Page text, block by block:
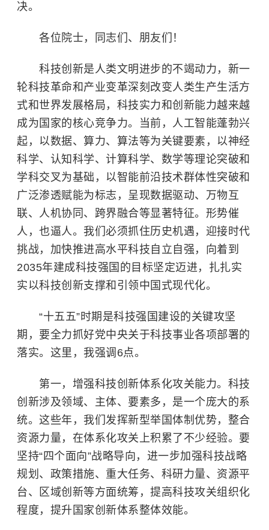
决。
各位院士，同志们、朋友们！
科技创新是人类文明进步的不竭动力，新一
轮科技革命和产业变革深刻改变人类生产生活方
式和世界发展格局，科技实力和创新能力越来越
成为国家的核心竞争力。当前，人工智能蓬勃兴
起，以数据、算力、算法等为关键要素，以神经
科学、认知科学、计算科学、数学等理论突破和
学科交叉为基础，以智能前沿技术群体性突破和
广泛渗透赋能为标志，呈现数据驱动、万物互
联、人机协同、跨界融合等显著特征。形势催
人，也逼人。我们必须抓住历史机遇，迎接时代
挑战，加快推进高水平科技自立自强，向着到
2035年建成科技强国的目标坚定迈进，扎扎实
实以科技创新支撑和引领中国式现代化。
“十五五”时期是科技强国建设的关键攻坚
期，要全力抓好党中央关于科技事业各项部署的
落实。这里，我强调6点。
第一，增强科技创新体系化攻关能力。科技
创新涉及领域、主体、要素多，是一个庞大的系
统。这些年，我们发挥新型举国体制优势，整合
资源力量，在体系化攻关上积累了不少经验。要
坚持“四个面向”战略导向，进一步加强科技战略
规划、政策措施、重大任务、科研力量、资源平
台、区域创新等方面统筹，提高科技攻关组织化
程度，提升国家创新体系整体效能。